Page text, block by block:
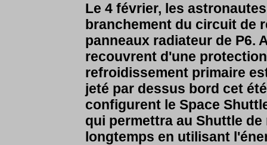
Le 4 février, les
branchement du circuit de
panneaux radiateur de P6.
recouvrent d'une
refroidissement primaire
jeté par dessus bord cet
configurent le Space
qui permettra au Shuttle
longtemps en utilisant